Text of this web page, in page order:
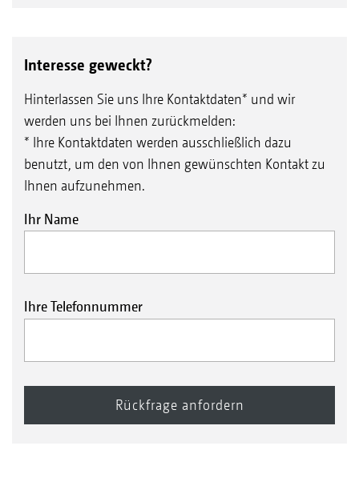
Interesse geweckt?
Hinterlassen Sie uns Ihre Kontaktdaten* und wir
werden uns bei Ihnen zurückmelden:
* Ihre Kontaktdaten werden ausschließlich dazu
benutzt, um den von Ihnen gewünschten Kontakt zu
Ihnen aufzunehmen.
Ihr Name
Ihre Telefonnummer